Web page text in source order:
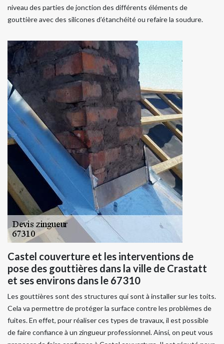
niveau des parties de jonction des différents éléments de
gouttière avec des silicones d’étanchéité ou refaire la soudure.
Castel couverture et les interventions de
pose des gouttières dans la ville de Crastatt
et ses environs dans le 67310
Les gouttières sont des structures qui sont à installer sur les toits.
Cela va permettre de protéger la surface contre les problèmes de
fuites. En effet, pour réaliser ces types de travaux, il est possible
de faire confiance à un zingueur professionnel. Ainsi, on peut vous